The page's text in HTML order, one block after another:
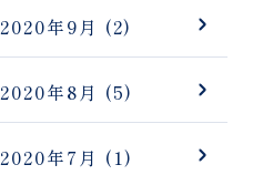
2020年9月 (2)
2020年8月 (5)
2020年7月 (1)